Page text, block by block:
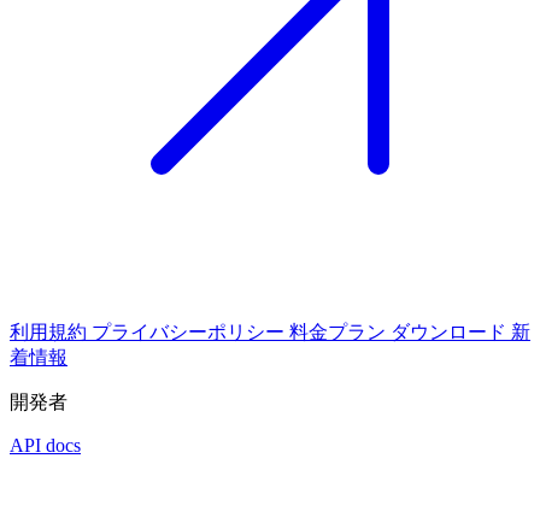
利用規約 プライバシーポリシー 料金プラン ダウンロード 新
着情報
開発者
API docs